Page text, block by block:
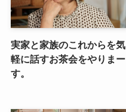
実家と家族のこれからを気
軽に話すお茶会をやりまー
す。